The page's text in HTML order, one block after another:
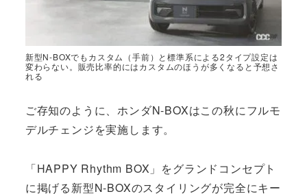
新型N-BOXでもカスタム（手前）と標準系による2タイプ設定は
変わらない。販売比率的にはカスタムのほうが多くなると予想さ
れる
ご存知のように、ホンダN-BOXはこの秋にフルモ
デルチェンジを実施します。
「HAPPY Rhythm BOX」をグランドコンセプト
に掲げる新型N-BOXのスタイリングが完全にキー